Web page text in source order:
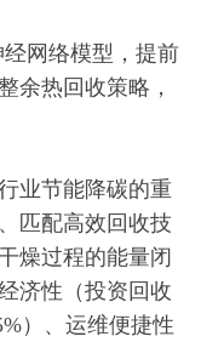
网络模型，提前
余热回收策略，
业节能降碳的重
匹配高效回收技
燥过程的能量闭
济性（投资回收
）、运维便捷性